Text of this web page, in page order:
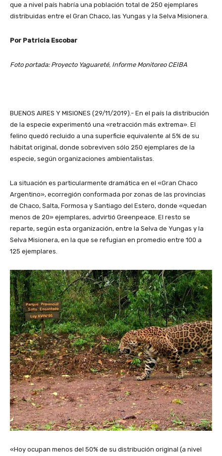
que a nivel país habría una población total de 250 ejemplares
distribuidas entre el Gran Chaco, las Yungas y la Selva Misionera.
Por Patricia Escobar
Foto portada: Proyecto Yaguareté, Informe Monitoreo CEIBA
BUENOS AIRES Y MISIONES (29/11/2019).- En el país la distribución
de la especie experimentó una «retracción más extrema». El
felino quedó recluido a una superficie equivalente al 5% de su
hábitat original, donde sobreviven sólo 250 ejemplares de la
especie, según organizaciones ambientalistas.
La situación es particularmente dramática en el «Gran Chaco
Argentino», ecorregión conformada por zonas de las provincias
de Chaco, Salta, Formosa y Santiago del Estero, donde «quedan
menos de 20» ejemplares, advirtió Greenpeace. El resto se
reparte, según esta organización, entre la Selva de Yungas y la
Selva Misionera, en la que se refugian en promedio entre 100 a
125 ejemplares.
«Hoy ocupan menos del 50% de su distribución original (a nivel